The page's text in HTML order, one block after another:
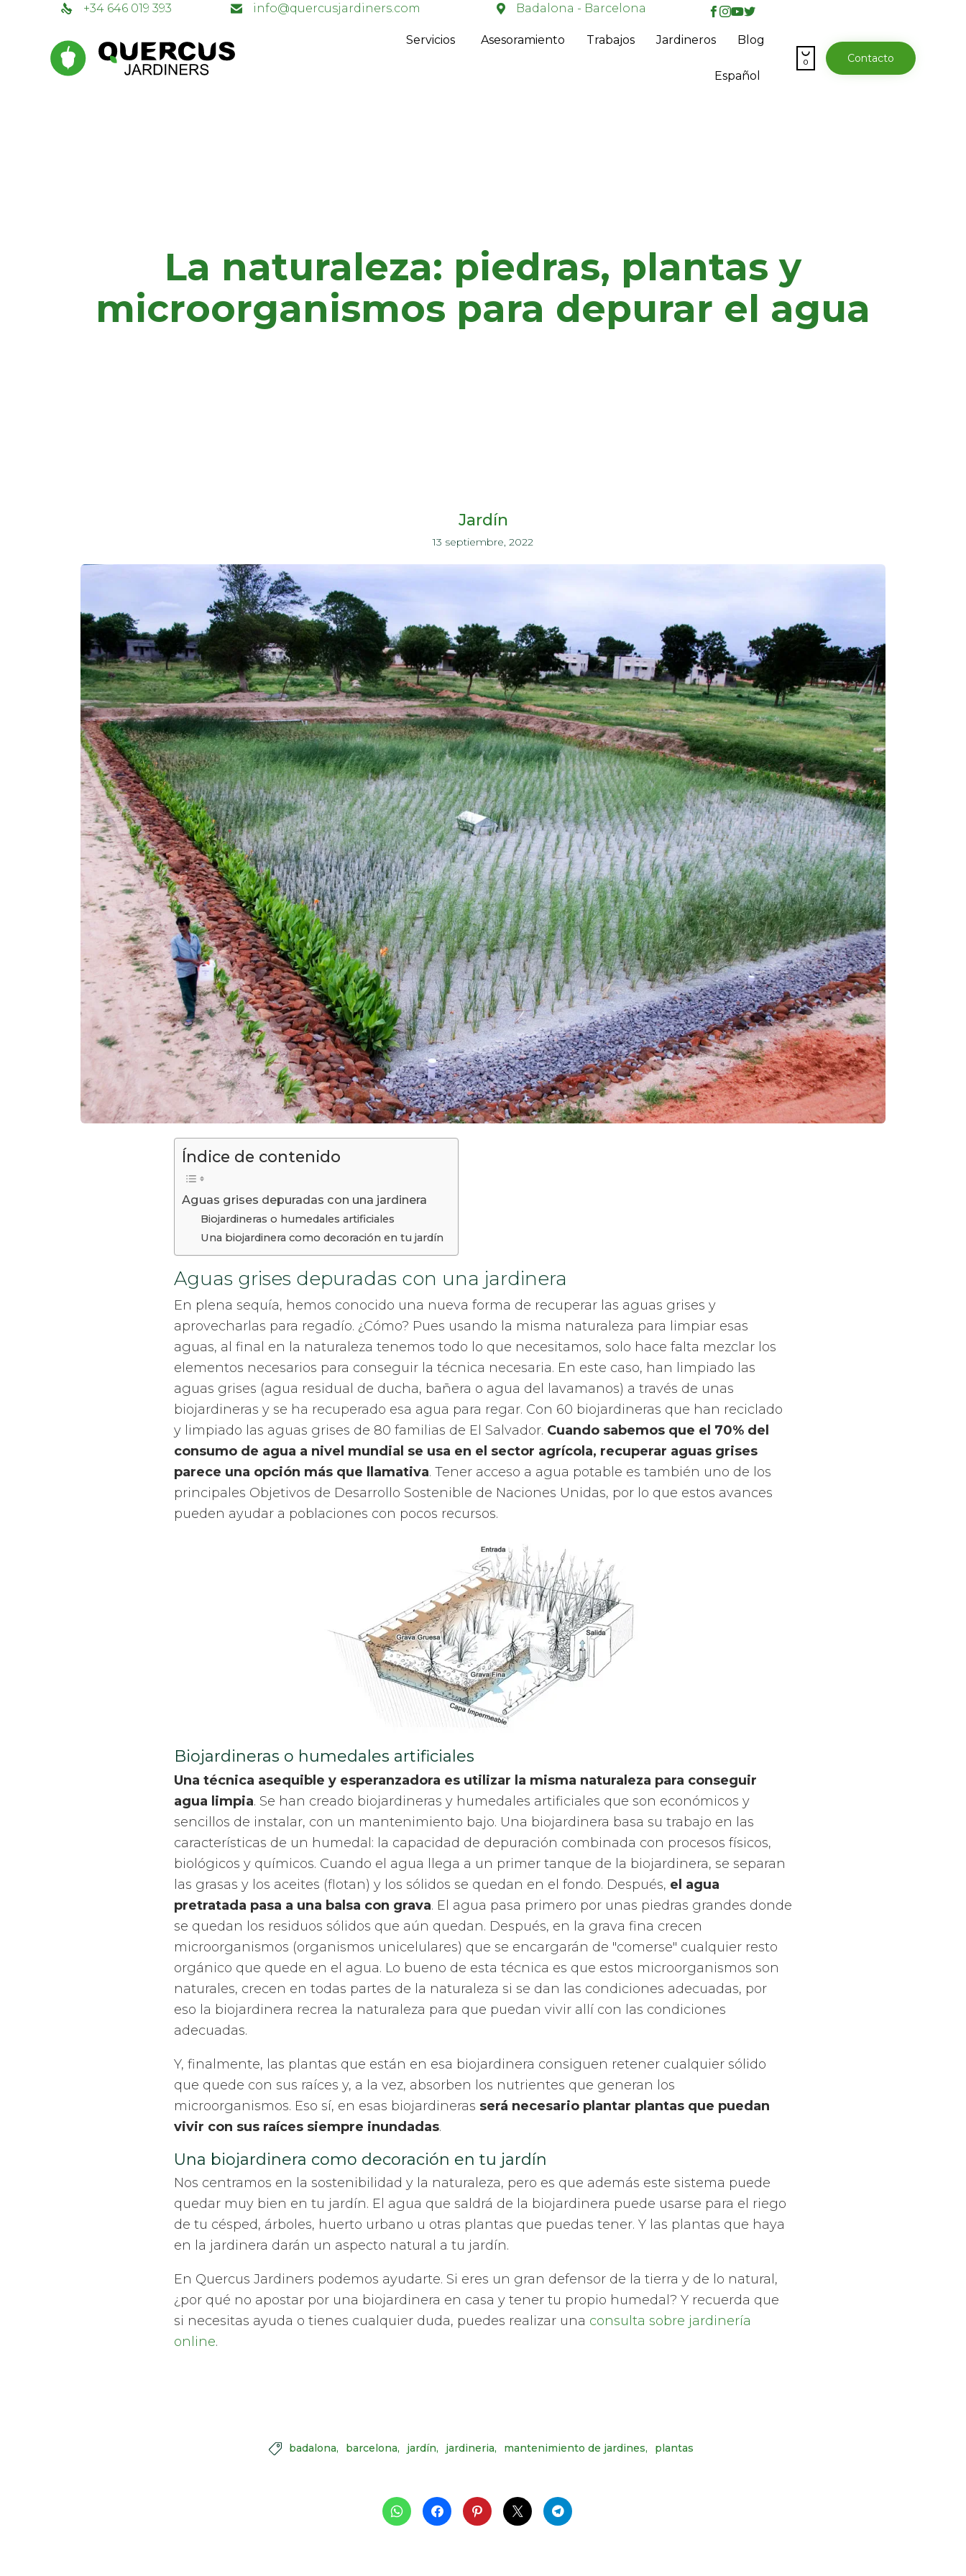
+34 646 019 393 info@quercusjardiners.com
Badalona - Barcelona
content
Servicios Asesoramiento Trabajos Jardineros Blog
Español

0 Contacto
La naturaleza: piedras, plantas y
microorganismos para depurar el agua
Jardín
13 septiembre, 2022
Índice de contenido
Aguas grises depuradas con una jardinera
Biojardineras o humedales artificiales
Una biojardinera como decoración en tu jardín
Aguas grises depuradas con una jardinera
En plena sequía, hemos conocido una nueva forma de recuperar las aguas grises y
aprovecharlas para regadío. ¿Cómo? Pues usando la misma naturaleza para limpiar esas
aguas, al final en la naturaleza tenemos todo lo que necesitamos, solo hace falta mezclar los
elementos necesarios para conseguir la técnica necesaria. En este caso, han limpiado las
aguas grises (agua residual de ducha, bañera o agua del lavamanos) a través de unas
biojardineras y se ha recuperado esa agua para regar. Con 60 biojardineras que han reciclado
y limpiado las aguas grises de 80 familias de El Salvador. Cuando sabemos que el 70% del
consumo de agua a nivel mundial se usa en el sector agrícola, recuperar aguas grises
parece una opción más que llamativa. Tener acceso a agua potable es también uno de los
principales Objetivos de Desarrollo Sostenible de Naciones Unidas, por lo que estos avances
pueden ayudar a poblaciones con pocos recursos.
Biojardineras o humedales artificiales
Una técnica asequible y esperanzadora es utilizar la misma naturaleza para conseguir
agua limpia. Se han creado biojardineras y humedales artificiales que son económicos y
sencillos de instalar, con un mantenimiento bajo. Una biojardinera basa su trabajo en las
características de un humedal: la capacidad de depuración combinada con procesos físicos,
biológicos y químicos. Cuando el agua llega a un primer tanque de la biojardinera, se separan
las grasas y los aceites (flotan) y los sólidos se quedan en el fondo. Después, el agua
pretratada pasa a una balsa con grava. El agua pasa primero por unas piedras grandes donde
se quedan los residuos sólidos que aún quedan. Después, en la grava fina crecen
microorganismos (organismos unicelulares) que se encargarán de "comerse" cualquier resto
orgánico que quede en el agua. Lo bueno de esta técnica es que estos microorganismos son
naturales, crecen en todas partes de la naturaleza si se dan las condiciones adecuadas, por
eso la biojardinera recrea la naturaleza para que puedan vivir allí con las condiciones
adecuadas.
Y, finalmente, las plantas que están en esa biojardinera consiguen retener cualquier sólido
que quede con sus raíces y, a la vez, absorben los nutrientes que generan los
microorganismos. Eso sí, en esas biojardineras será necesario plantar plantas que puedan
vivir con sus raíces siempre inundadas.
Una biojardinera como decoración en tu jardín
Nos centramos en la sostenibilidad y la naturaleza, pero es que además este sistema puede
quedar muy bien en tu jardín. El agua que saldrá de la biojardinera puede usarse para el riego
de tu césped, árboles, huerto urbano u otras plantas que puedas tener. Y las plantas que haya
en la jardinera darán un aspecto natural a tu jardín.
En Quercus Jardiners podemos ayudarte. Si eres un gran defensor de la tierra y de lo natural,
¿por qué no apostar por una biojardinera en casa y tener tu propio humedal? Y recuerda que
si necesitas ayuda o tienes cualquier duda, puedes realizar una consulta sobre jardinería
online.
 badalona barcelona jardín jardineria mantenimiento de jardines plantas